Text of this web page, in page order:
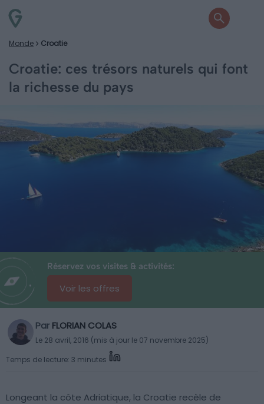
Monde Croatie
Croatie: ces trésors naturels qui font
la richesse du pays
Réservez vos visites & activités:
Voir les offres
Par FLORIAN COLAS
Le 28 avril, 2016 (mis à jour le 07 novembre 2025)
Temps de lecture: 3 minutes
Longeant la côte Adriatique, la Croatie recèle de